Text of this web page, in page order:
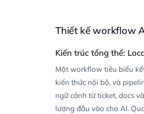
Thiết kế workflow
Kiến trúc tổng thể:
Một workflow tiêu biểu
kiến thức nội bộ, và
ngữ cảnh từ ticket, docs
lượng đầu vào cho AI.